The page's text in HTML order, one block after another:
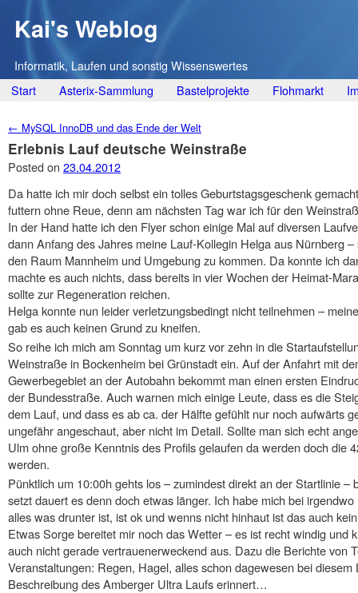
Kai's Weblog
Informatik, Laufen und sonstig Wissenswertes
Main menu
Skip
content
Start Asterix-Sammlung Bastelprojekte Flohmarkt
Post navigation
← MySQL InnoDB und das Ende der Welt
Erlebnis Lauf deutsche Weinstraße
Posted on 23.04.2012
Da hatte ich mir doch selbst ein tolles Geburtstagsgeschenk
futtern ohne Reue, denn am nächsten Tag war ich für den
In der Hand hatte ich den Flyer schon einige Mal auf diversen
dann Anfang des Jahres meine Lauf-Kollegin Helga aus Nürnberg
den Raum Mannheim und Umgebung zu kommen. Da konnte ich
machte es auch nichts, dass bereits in vier Wochen der Heimat-
sollte zur Regeneration reichen.
Helga konnte nun leider verletzungsbedingt nicht teilnehmen –
gab es auch keinen Grund zu kneifen.
So reihe ich mich am Sonntag um kurz vor zehn in die
Weinstraße in Bockenheim bei Grünstadt ein. Auf der Anfahrt mit
Gewerbegebiet an der Autobahn bekommt man einen ersten
der Bundesstraße. Auch warnen mich einige Leute, dass es die
dem Lauf, und dass es ab ca. der Hälfte gefühlt nur noch aufwärts
ungefähr angeschaut, aber nicht im Detail. Sollte man sich echt
Ulm ohne große Kenntnis des Profils gelaufen da werden doch die
werden.
Pünktlich um 10:00h gehts los – zumindest direkt an der Startlinie –
setzt dauert es denn doch etwas länger. Ich habe mich bei
alles was drunter ist, ist ok und wenns nicht hinhaut ist das auch
Etwas Sorge bereitet mir noch das Wetter – es ist recht windig und
auch nicht gerade vertrauenerweckend aus. Dazu die Berichte von
Veranstaltungen: Regen, Hagel, alles schon dagewesen bei
Beschreibung des Amberger Ultra Laufs erinnert…